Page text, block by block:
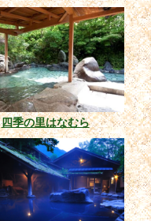
四季の里はなむら